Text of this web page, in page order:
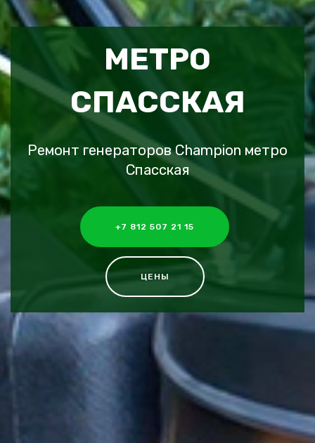
МЕТРО
СПАССКАЯ
Ремонт генераторов Champion метро
Спасская
+7 812 507 21 15
ЦЕНЫ